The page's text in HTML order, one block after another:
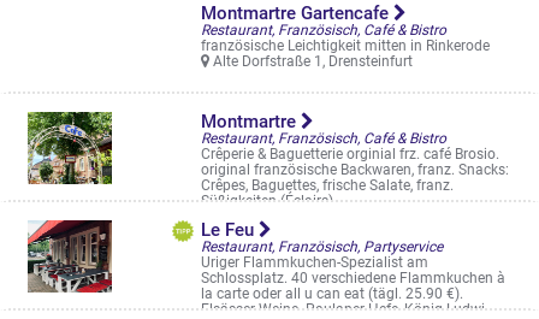
Montmartre Gartencafe
Restaurant, Französisch, Café & Bistro
französische Leichtigkeit mitten in Rinkerode
Alte Dorfstraße 1, Drensteinfurt
Montmartre
Restaurant, Französisch, Café & Bistro
Crêperie & Baguetterie orginial frz. café Brosio.
original französische Backwaren, franz. Snacks:
Crêpes, Baguettes, frische Salate, franz.
Süßigkeiten (Éclairs). ...
Wolbecker Str. 30
Le Feu
Restaurant, Französisch, Partyservice
Uriger Flammkuchen-Spezialist am
Schlossplatz. 40 verschiedene Flammkuchen à
la carte oder all u can eat (tägl. 25.90 €).
Elsässer Weine. Paulaner Hefe, König Ludwi ...